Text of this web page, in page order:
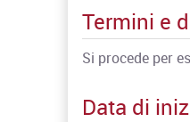
Termini e
Si procede per
Data di